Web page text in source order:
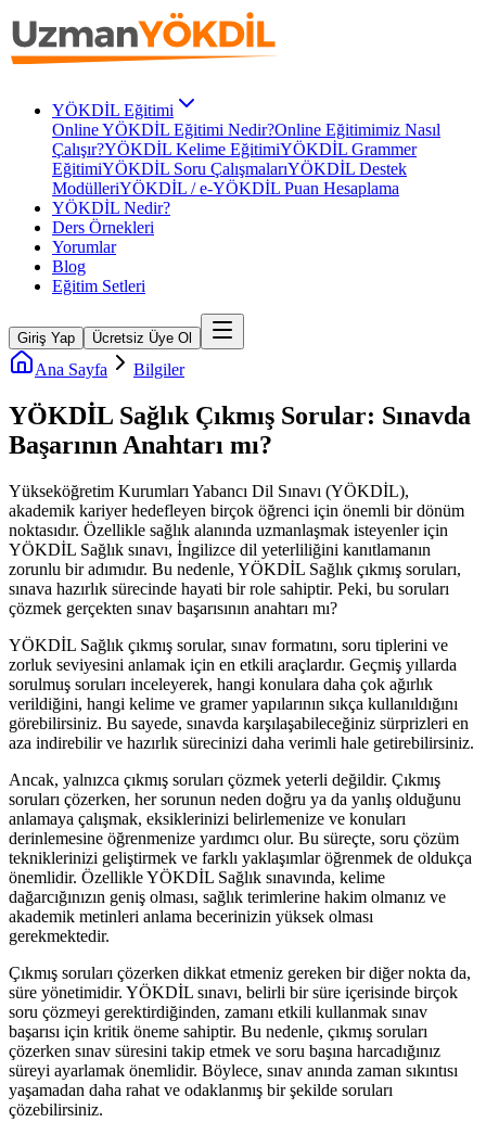
YÖKDİL Eğitimi
Online YÖKDİL Eğitimi Nedir?Online Eğitimimiz Nasıl
Çalışır?YÖKDİL Kelime EğitimiYÖKDİL Grammer
EğitimiYÖKDİL Soru ÇalışmalarıYÖKDİL Destek
ModülleriYÖKDİL / e-YÖKDİL Puan Hesaplama
YÖKDİL Nedir?
Ders Örnekleri
Yorumlar
Blog
Eğitim Setleri
Giriş Yap Ücretsiz Üye Ol
Ana Sayfa Bilgiler
YÖKDİL Sağlık Çıkmış Sorular: Sınavda
Başarının Anahtarı mı?
Yükseköğretim Kurumları Yabancı Dil Sınavı (YÖKDİL),
akademik kariyer hedefleyen birçok öğrenci için önemli bir dönüm
noktasıdır. Özellikle sağlık alanında uzmanlaşmak isteyenler için
YÖKDİL Sağlık sınavı, İngilizce dil yeterliliğini kanıtlamanın
zorunlu bir adımıdır. Bu nedenle, YÖKDİL Sağlık çıkmış soruları,
sınava hazırlık sürecinde hayati bir role sahiptir. Peki, bu soruları
çözmek gerçekten sınav başarısının anahtarı mı?
YÖKDİL Sağlık çıkmış sorular, sınav formatını, soru tiplerini ve
zorluk seviyesini anlamak için en etkili araçlardır. Geçmiş yıllarda
sorulmuş soruları inceleyerek, hangi konulara daha çok ağırlık
verildiğini, hangi kelime ve gramer yapılarının sıkça kullanıldığını
görebilirsiniz. Bu sayede, sınavda karşılaşabileceğiniz sürprizleri en
aza indirebilir ve hazırlık sürecinizi daha verimli hale getirebilirsiniz.
Ancak, yalnızca çıkmış soruları çözmek yeterli değildir. Çıkmış
soruları çözerken, her sorunun neden doğru ya da yanlış olduğunu
anlamaya çalışmak, eksiklerinizi belirlemenize ve konuları
derinlemesine öğrenmenize yardımcı olur. Bu süreçte, soru çözüm
tekniklerinizi geliştirmek ve farklı yaklaşımlar öğrenmek de oldukça
önemlidir. Özellikle YÖKDİL Sağlık sınavında, kelime
dağarcığınızın geniş olması, sağlık terimlerine hakim olmanız ve
akademik metinleri anlama becerinizin yüksek olması
gerekmektedir.
Çıkmış soruları çözerken dikkat etmeniz gereken bir diğer nokta da,
süre yönetimidir. YÖKDİL sınavı, belirli bir süre içerisinde birçok
soru çözmeyi gerektirdiğinden, zamanı etkili kullanmak sınav
başarısı için kritik öneme sahiptir. Bu nedenle, çıkmış soruları
çözerken sınav süresini takip etmek ve soru başına harcadığınız
süreyi ayarlamak önemlidir. Böylece, sınav anında zaman sıkıntısı
yaşamadan daha rahat ve odaklanmış bir şekilde soruları
çözebilirsiniz.